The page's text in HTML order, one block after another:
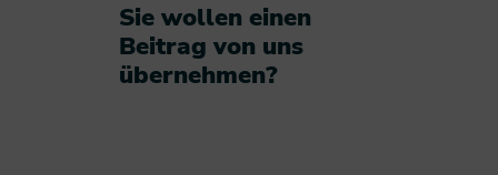
Sie wollen einen
Beitrag von uns
übernehmen?​